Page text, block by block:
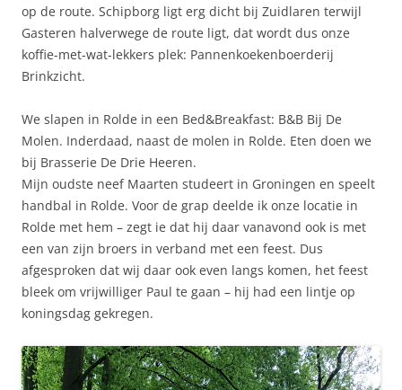
op de route. Schipborg ligt erg dicht bij Zuidlaren terwijl
Gasteren halverwege de route ligt, dat wordt dus onze
koffie-met-wat-lekkers plek: Pannenkoekenboerderij
Brinkzicht.
We slapen in Rolde in een Bed&Breakfast: B&B Bij De
Molen. Inderdaad, naast de molen in Rolde. Eten doen we
bij Brasserie De Drie Heeren.
Mijn oudste neef Maarten studeert in Groningen en speelt
handbal in Rolde. Voor de grap deelde ik onze locatie in
Rolde met hem – zegt ie dat hij daar vanavond ook is met
een van zijn broers in verband met een feest. Dus
afgesproken dat wij daar ook even langs komen, het feest
bleek om vrijwilliger Paul te gaan – hij had een lintje op
koningsdag gekregen.